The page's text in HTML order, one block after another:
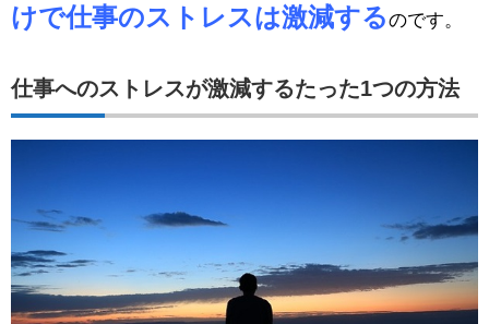
けで仕事のストレスは激減するのです。
仕事へのストレスが激減するたった1つの方法